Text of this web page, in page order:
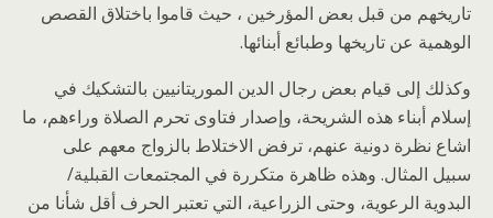
تاريخهم من قبل بعض المؤرخين ، حيث قاموا باختلاق القصص
الوهمية عن تاريخها وطبائع أبنائها.
وكذلك إلى قيام بعض رجال الدين الموريتانيين بالتشكيك في
إسلام أبناء هذه الشريحة، وإصدار فتاوى تحرم الصلاة وراءهم، ما
اشاع نظرة دونية عنهم، ترفض الاختلاط بالزواج معهم على
سبيل المثال. وهذه ظاهرة متكررة في المجتمعات القبلية/
البدوية الرعوية، وحتى الزراعية، التي تعتبر الحرف أقل شأنا من